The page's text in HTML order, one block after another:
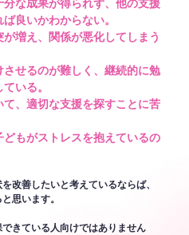
分な成果が得られず、他の支援
良いかわからない。
が増え、関係が悪化してしまう
させるのが難しく、継続的に勉
いる。
て、適切な支援を探すことに苦
どもがストレスを抱えているの
改善したいと考えているならば、
思います。
きている人向けではありません